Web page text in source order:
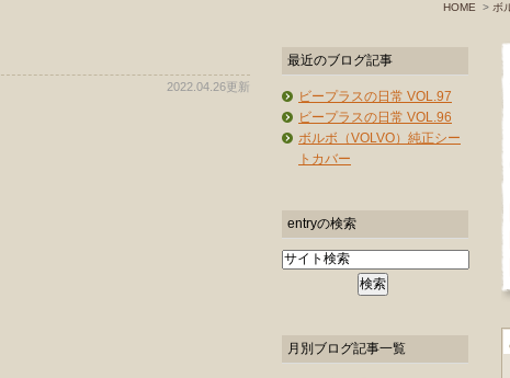
HOME ボ
2022.04.26更新
最近のブログ記事
ビープラスの日常 VOL.97
ビープラスの日常 VOL.96
ボルボ（VOLVO）純正シー
トカバー
entryの検索
月別ブログ記事一覧